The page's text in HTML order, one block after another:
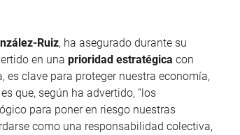
Ruiz, ha asegurado durante su
en una prioridad estratégica con
clave para proteger nuestra economía,
que, según ha advertido, “los
para poner en riesgo nuestras
como una responsabilidad colectiva,